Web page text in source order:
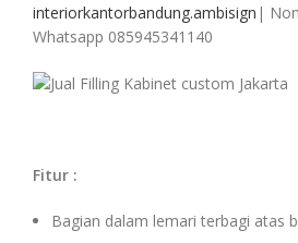
interiorkantorbandung.ambisign |
Whatsapp 085945341140
Fitur :
Bagian dalam lemari terbagi atas